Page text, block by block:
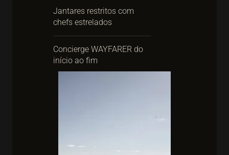
Jantares restritos com
chefs estrelados
Concierge WAYFARER do
início ao fim